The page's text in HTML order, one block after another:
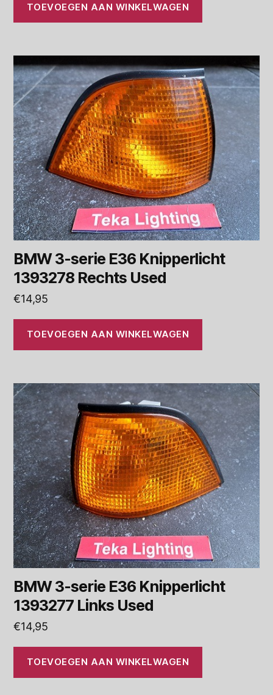
TOEVOEGEN AAN WINKELWAGEN
BMW 3-serie E36 Knipperlicht
1393278 Rechts Used
€14,95
TOEVOEGEN AAN WINKELWAGEN
BMW 3-serie E36 Knipperlicht
1393277 Links Used
€14,95
TOEVOEGEN AAN WINKELWAGEN